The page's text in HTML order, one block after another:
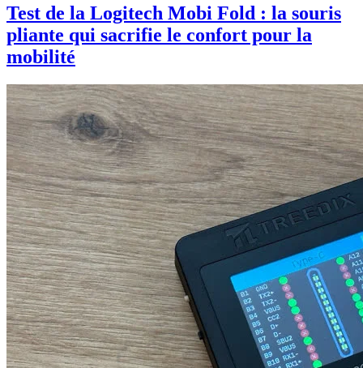
Test de la Logitech Mobi Fold : la souris
pliante qui sacrifie le confort pour la
mobilité